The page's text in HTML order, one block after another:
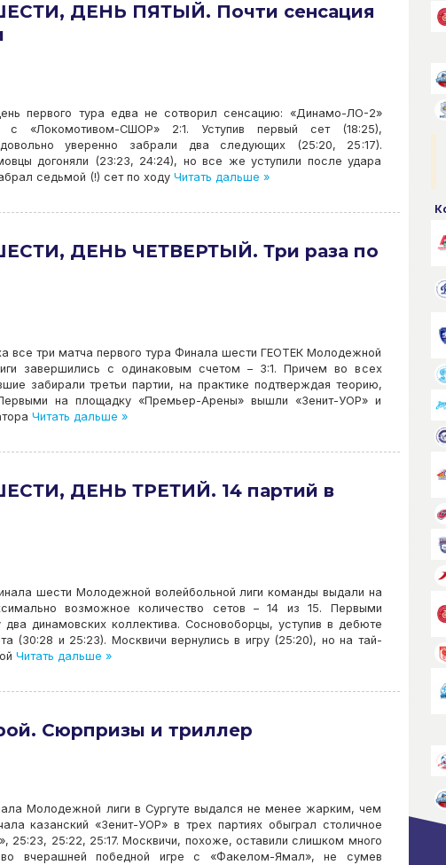
ДЕНЬ ПЯТЫЙ. Почти сенсация
первого тура едва не сотворил сенсацию: «Динамо-ЛО-2»
«Локомотивом-СШОР» 2:1. Уступив первый сет (18:25),
уверенно забрали два следующих (25:20, 25:17).
догоняли (23:23, 24:24), но все же уступили после удара
седьмой (!) сет по ходу Читать дальше »
ДЕНЬ ЧЕТВЕРТЫЙ. Три раза по
все три матча первого тура Финала шести ГЕОТЕК Молодежной
завершились с одинаковым счетом – 3:1. Причем во всех
забирали третьи партии, на практике подтверждая теорию,
на площадку «Премьер-Арены» вышли «Зенит-УОР» и
Читать дальше »
ДЕНЬ ТРЕТИЙ. 14 партий в
шести Молодежной волейбольной лиги команды выдали на
возможное количество сетов – 14 из 15. Первыми
два динамовских коллектива. Сосновоборцы, уступив в дебюте
(30:28 и 25:23). Москвичи вернулись в игру (25:20), но на тай-
Читать дальше »
Сюрпризы и триллер
Молодежной лиги в Сургуте выдался не менее жарким, чем
казанский «Зенит-УОР» в трех партиях обыграл столичное
25:23, 25:22, 25:17. Москвичи, похоже, оставили слишком много
вчерашней победной игре с «Факелом-Ямал», не сумев